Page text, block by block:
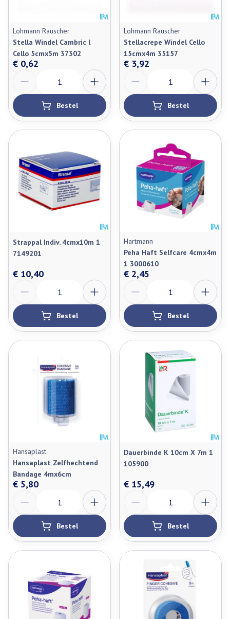
Lohmann Rauscher
Stella Windel Cambric l
Cello 5cmx5m 37302
€ 0,62
Bestel
Lohmann Rauscher
Stellacrepe Windel Cello
15cmx4m 35157
€ 3,92
Bestel
Strappal Indiv. 4cmx10m 1
7149201
€ 10,40
Bestel
Hartmann
Peha Haft Selfcare 4cmx4m
1 3000610
€ 2,45
Bestel
Hansaplast
Hansaplast Zelfhechtend
Bandage 4mx6cm
€ 5,80
Bestel
Dauerbinde K 10cm X 7m 1
105900
€ 15,49
Bestel